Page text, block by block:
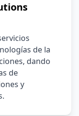
de la
dando
de
y